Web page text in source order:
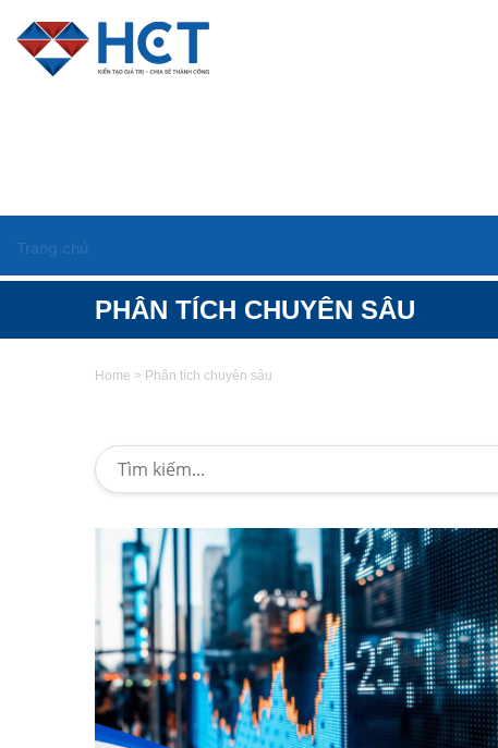
Trang chủ
PHÂN TÍCH CHUYÊN SÂU
Home > Phân tích chuyên sâu